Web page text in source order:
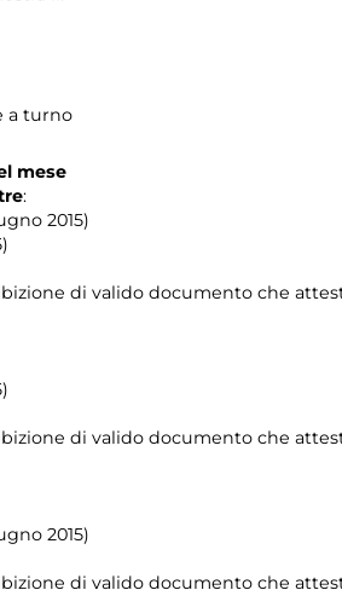
a turno
mese
:
2015)
di valido documento che
di valido documento che
2015)
di valido documento che